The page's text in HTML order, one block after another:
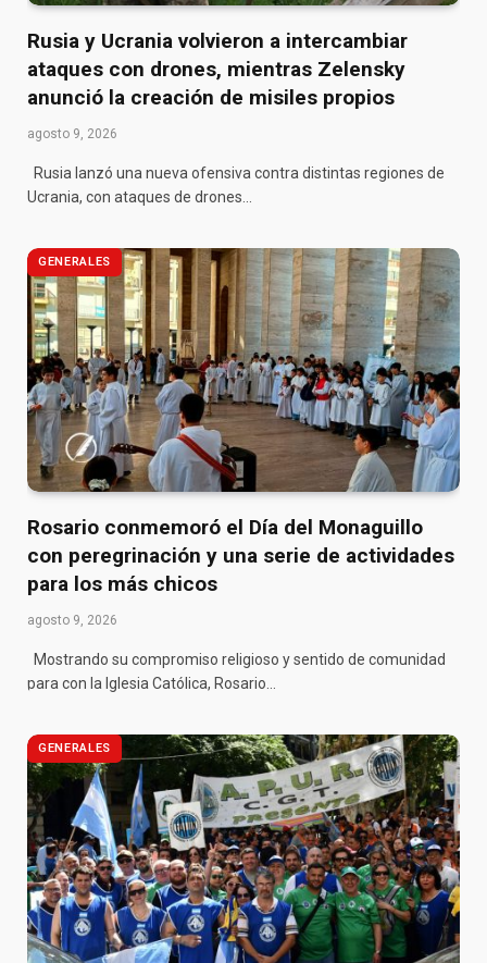
Rusia y Ucrania volvieron a intercambiar
ataques con drones, mientras Zelensky
anunció la creación de misiles propios
agosto 9, 2026
Rusia lanzó una nueva ofensiva contra distintas regiones de
Ucrania, con ataques de drones…
GENERALES
Rosario conmemoró el Día del Monaguillo
con peregrinación y una serie de actividades
para los más chicos
agosto 9, 2026
Mostrando su compromiso religioso y sentido de comunidad
para con la Iglesia Católica, Rosario…
GENERALES